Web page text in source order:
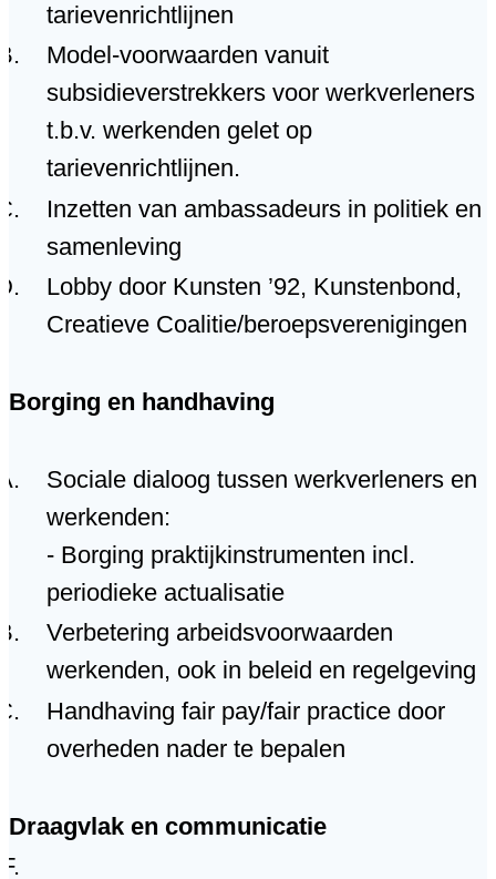
tarievenrichtlijnen
Model-voorwaarden vanuit
subsidieverstrekkers voor werkverleners
t.b.v. werkenden gelet op
tarievenrichtlijnen.
Inzetten van ambassadeurs in politiek en
samenleving
Lobby door Kunsten ’92, Kunstenbond,
Creatieve Coalitie/beroepsverenigingen
Borging en handhaving
Sociale dialoog tussen werkverleners en
werkenden:
- Borging praktijkinstrumenten incl.
periodieke actualisatie
Verbetering arbeidsvoorwaarden
werkenden, ook in beleid en regelgeving
Handhaving fair pay/fair practice door
overheden nader te bepalen
Draagvlak en communicatie